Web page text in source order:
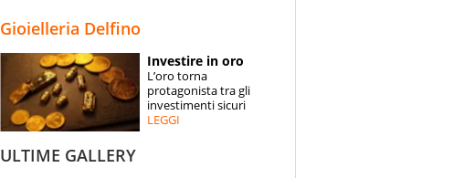
ESPERTI
CONTATTI
Gioielleria Delfino
Investire in oro
L’oro torna
protagonista tra gli
investimenti sicuri
LEGGI
ULTIME GALLERY